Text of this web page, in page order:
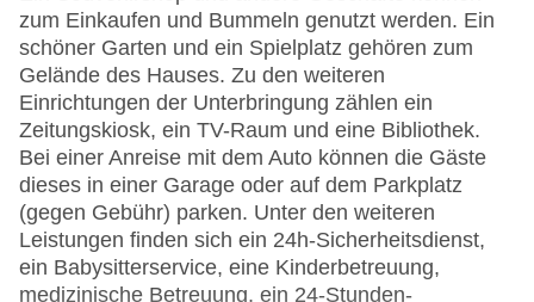
zum Einkaufen und Bummeln genutzt werden. Ein
schöner Garten und ein Spielplatz gehören zum
Gelände des Hauses. Zu den weiteren
Einrichtungen der Unterbringung zählen ein
Zeitungskiosk, ein TV-Raum und eine Bibliothek.
Bei einer Anreise mit dem Auto können die Gäste
dieses in einer Garage oder auf dem Parkplatz
(gegen Gebühr) parken. Unter den weiteren
Leistungen finden sich ein 24h-Sicherheitsdienst,
ein Babysitterservice, eine Kinderbetreuung,
medizinische Betreuung, ein 24-Stunden-